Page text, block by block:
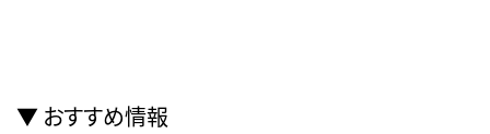
おすすめ情報